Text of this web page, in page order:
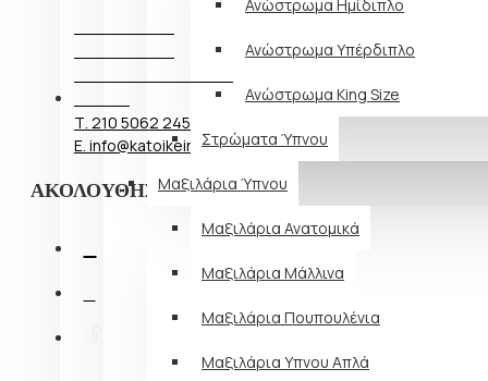
Ανώστρωμα Ημίδιπλο
Ανώστρωμα Υπέρδιπλο
Ανώστρωμα King Size
Στρώματα Ύπνου
Μαξιλάρια Ύπνου
Μαξιλάρια Ανατομικά
Μαξιλάρια Μάλλινα
Μαξιλάρια Πουπουλένια
Μαξιλάρια Υπνου Απλά
Τ. 210 5062 245
E. info@katoikein.com
ΑΚΟΛΟΥΘΗΣΤΕ ΜΑΣ